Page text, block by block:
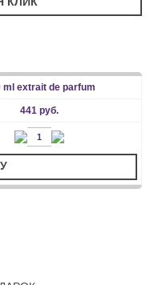
ml extrait de parfum
441 руб.